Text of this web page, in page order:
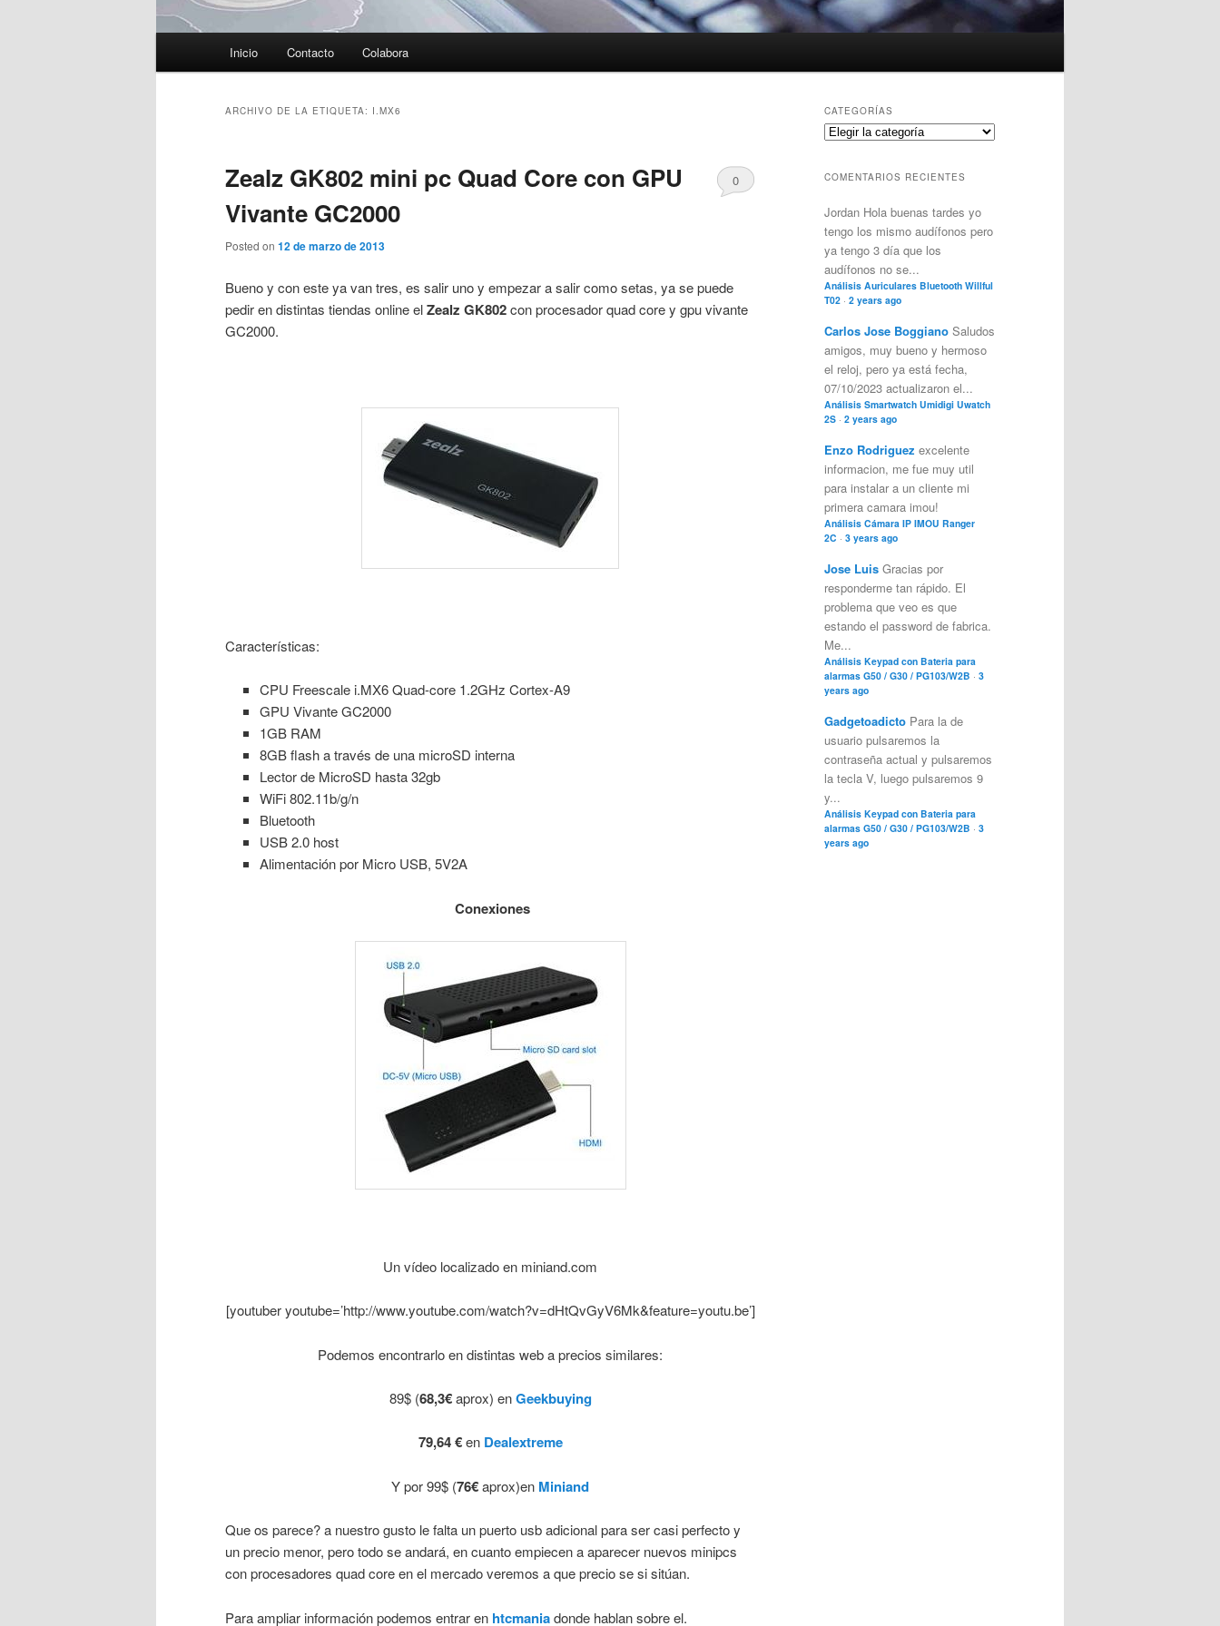
Inicio Contacto Colabora
ARCHIVO DE LA ETIQUETA: I.MX6
Zealz GK802 mini pc Quad Core con GPU
Vivante GC2000
Posted on 12 de marzo de 2013
0
Bueno y con este ya van tres, es salir uno y empezar a salir como setas, ya se puede
pedir en distintas tiendas online elZealz GK802con procesador quad core y gpu vivante
GC2000.
Características:
CPU Freescale i.MX6 Quad-core 1.2GHz Cortex-A9
GPU Vivante GC2000
1GB RAM
8GB flash a través de una microSD interna
Lector de MicroSD hasta 32gb
WiFi 802.11b/g/n
Bluetooth
USB 2.0 host
Alimentación por Micro USB, 5V2A
Conexiones
Un vídeo localizado en miniand.com
[youtuber youtube=’http://www.youtube.com/watch?v=dHtQvGyV6Mk&feature=youtu.be’]
Podemos encontrarlo en distintas web a precios similares:
89$ (68,3€aprox) enGeekbuying
79,64 €en Dealextreme
Y por 99$ (76€aprox)en Miniand
Que os parece? a nuestro gusto le falta un puerto usb adicional para ser casi perfecto y
un precio menor, pero todo se andará, en cuanto empiecen a aparecer nuevos minipcs
con procesadores quad core en el mercado veremos a que precio se si sitúan.
Para ampliar información podemos entrar en htcmaniadonde hablan sobre el.
CATEGORÍAS
Categorías
COMENTARIOS RECIENTES
Jordan Hola buenas tardes yo
tengo los mismo audífonos pero
ya tengo 3 día que los
audífonos no se...
Análisis Auriculares Bluetooth Willful
T02 · 2 years ago
Carlos Jose Boggiano Saludos
amigos, muy bueno y hermoso
el reloj, pero ya está fecha,
07/10/2023 actualizaron el...
Análisis Smartwatch Umidigi Uwatch
2S · 2 years ago
Enzo Rodriguez excelente
informacion, me fue muy util
para instalar a un cliente mi
primera camara imou!
Análisis Cámara IP IMOU Ranger
2C · 3 years ago
Jose Luis Gracias por
responderme tan rápido. El
problema que veo es que
estando el password de fabrica.
Me...
Análisis Keypad con Bateria para
alarmas G50 / G30 / PG103/W2B · 3
years ago
Gadgetoadicto Para la de
usuario pulsaremos la
contraseña actual y pulsaremos
la tecla V, luego pulsaremos 9
y...
Análisis Keypad con Bateria para
alarmas G50 / G30 / PG103/W2B · 3
years ago